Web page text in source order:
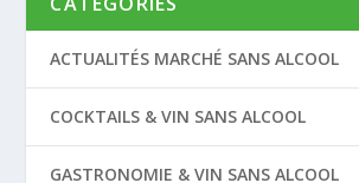
ACTUALITÉS MARCHÉ SANS ALCOOL
COCKTAILS & VIN SANS ALCOOL
GASTRONOMIE & VIN SANS ALCOOL